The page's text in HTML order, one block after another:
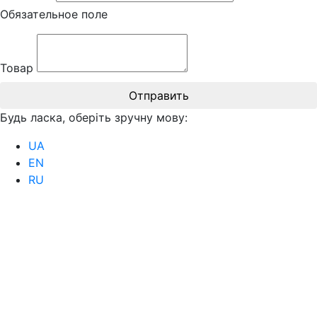
Обязательное поле
Товар
Отправить
Будь ласка, оберіть зручну мову:
UA
EN
RU